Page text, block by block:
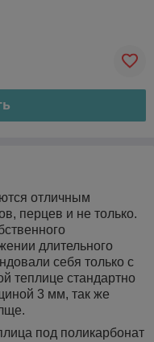
отличным
перцев и не только.
длительного
себя только с
теплице стандартно
3 мм, так же
под поликарбонат